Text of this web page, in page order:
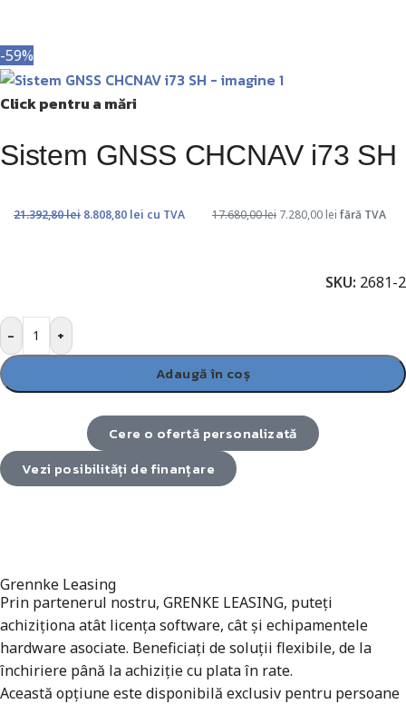
-59%
Click pentru a mări
Sistem GNSS CHCNAV i73 SH
17.680,00lei 7.280,00 lei fără TVA
21.392,80lei 8.808,80 lei cu TVA
SKU: 2681-2
-
+
Adaugă în coș
Cere o ofertă personalizată
Vezi posibilități de finanțare
Grennke Leasing
Prin partenerul nostru, GRENKE LEASING, puteți
achiziționa atât licența software, cât și echipamentele
hardware asociate. Beneficiați de soluții flexibile, de la
închiriere până la achiziție cu plata în rate.
Această opțiune este disponibilă exclusiv pentru persoane